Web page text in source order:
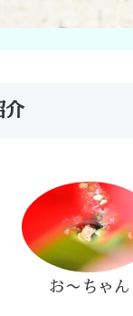
介
お〜ちゃん